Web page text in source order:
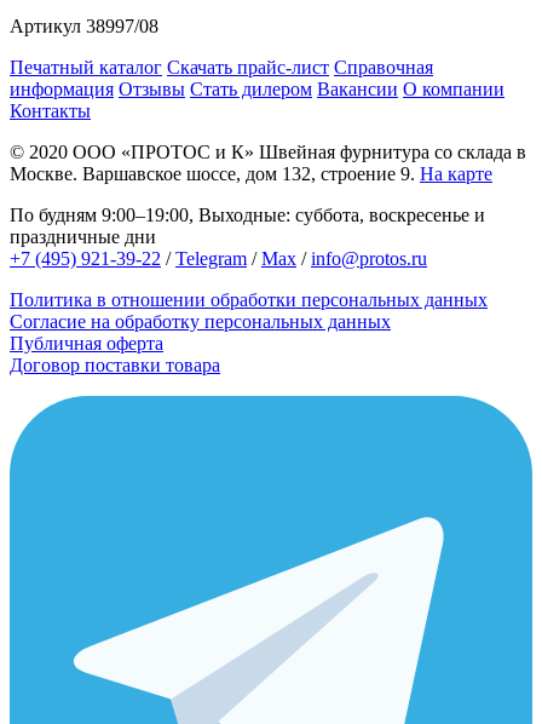
Артикул 38997/08
Печатный каталог Скачать прайс-лист Справочная
информация Отзывы Стать дилером Вакансии О компании
Контакты
© 2020 ООО «ПРОТОС и К» Швейная фурнитура со склада в
Москве. Варшавское шоссе, дом 132, строение 9. На карте
По будням 9:00–19:00, Выходные: суббота, воскресенье и
праздничные дни
+7 (495) 921-39-22 /Telegram /Max /info@protos.ru
Политика в отношении обработки персональных данных
Согласие на обработку персональных данных
Публичная оферта
Договор поставки товара